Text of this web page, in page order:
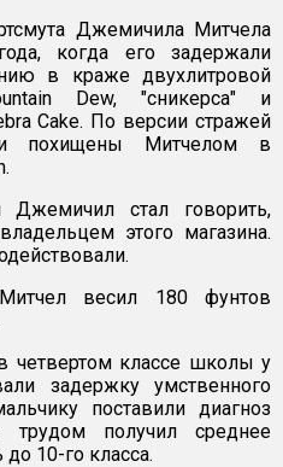
Джемичила Митчела
когда его задержали
в краже двухлитровой
Dew, "сникерса" и
Cake. По версии стражей
похищены Митчелом в
Джемичил стал говорить,
этого магазина.
весил 180 фунтов
четвертом классе школы у
задержку умственного
поставили диагноз
получил среднее
10-го класса.